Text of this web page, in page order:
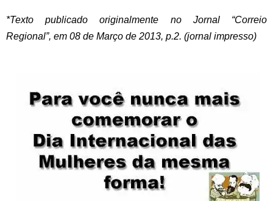
*Texto publicado originalmente no Jornal “Correio
Regional”, em 08 de Março de 2013, p.2. (jornal impresso)